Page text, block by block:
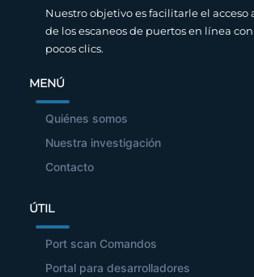
Nuestro objetivo es facilitarle el acceso
de los escaneos de puertos en línea
pocos clics.
MENÚ
Quiénes somos
Nuestra investigación
Contacto
ÚTIL
Port scan Comandos
Portal para desarrolladores